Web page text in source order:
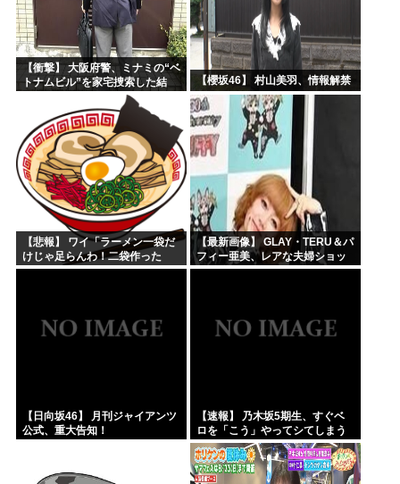
【衝撃】 大阪府警、ミナミの“ベ
トナムビル”を家宅捜索した結
【櫻坂46】 村山美羽、情報解禁
【悲報】 ワイ「ラーメン一袋だ
けじゃ足らんわ！二袋作った
ろ！」→結果ｗｗｗ
【最新画像】 GLAY・TERU＆パ
フィー亜美、レアな夫婦ショッ
トを公開してしまう！
【日向坂46】 月刊ジャイアンツ
公式、重大告知！
【速報】 乃木坂5期生、すぐベ
ロを「こう」やってシてしまう
ｗｗｗｗｗｗ